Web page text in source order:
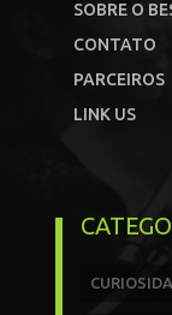
SOBRE O
CONTATO
PARCEIROS
LINK US